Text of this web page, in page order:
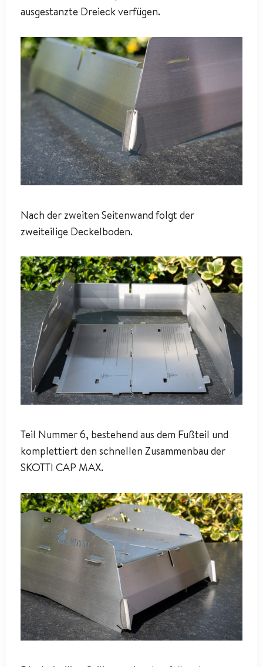
ausgestanzte Dreieck verfügen.
Nach der zweiten Seitenwand folgt der
zweiteilige Deckelboden.
Teil Nummer 6, bestehend aus dem Fußteil und
komplettiert den schnellen Zusammenbau der
SKOTTI CAP MAX.